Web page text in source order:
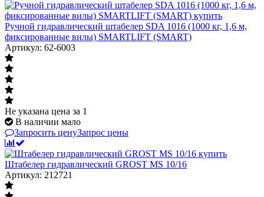
Ручной гидравлический штабелер SDA 1016 (1000 кг, 1,6 м,
фиксированные вилы) SMARTLIFT (SMART)
Артикул: 62-6003
Не указана цена за 1
В наличии мало
Запросить ценуЗапрос цены
Штабелер гидравлический GROST MS 10/16
Артикул: 212721